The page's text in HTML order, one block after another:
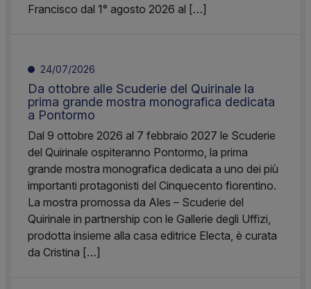
Francisco dal 1° agosto 2026 al […]
24/07/2026
Da ottobre alle Scuderie del Quirinale la
prima grande mostra monografica dedicata
a Pontormo
Dal 9 ottobre 2026 al 7 febbraio 2027 le Scuderie
del Quirinale ospiteranno Pontormo, la prima
grande mostra monografica dedicata a uno dei più
importanti protagonisti del Cinquecento fiorentino.
La mostra promossa da Ales – Scuderie del
Quirinale in partnership con le Gallerie degli Uffizi,
prodotta insieme alla casa editrice Electa, è curata
da Cristina […]